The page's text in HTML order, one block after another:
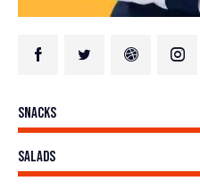
Snacks
Salads